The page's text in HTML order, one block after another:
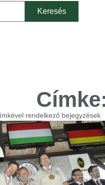
rendelkező bejegyzések